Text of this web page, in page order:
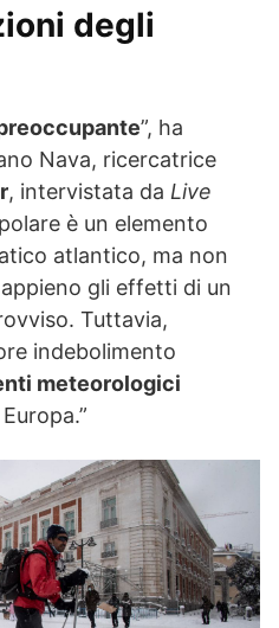
degli
”, ha
Nava, ricercatrice
, intervistata da Live
è un elemento
atlantico, ma non
gli effetti di un
Tuttavia,
indebolimento
meteorologici